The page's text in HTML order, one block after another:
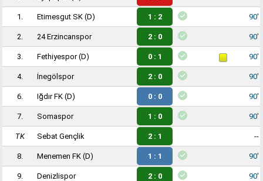
1. Etimesgut SK (D) 1 : 2 90'
2. 24 Erzincanspor 2 : 0 90'
3. Fethiyespor(D) 0 : 1 90'
4. İnegölspor 2 : 0 90'
6. Iğdır FK (D) 0 : 0 90'
7. Somaspor 1 : 0 90'
TK Sebat Gençlik 2 : 1 --
8. Menemen FK (D) 1 : 1 90'
9. Denizlispor 2 : 0 90'